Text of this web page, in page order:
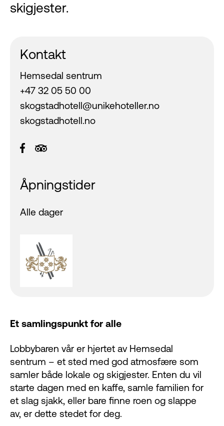
skigjester.
Et samlingspunkt for alle
Lobbybaren vår er hjertet av Hemsedal
sentrum – et sted med god atmosfære som
samler både lokale og skigjester. Enten du vil
starte dagen med en kaffe, samle familien for
et slag sjakk, eller bare finne roen og slappe
av, er dette stedet for deg.
Kontakt
Hemsedal sentrum
+47 32 05 50 00
skogstadhotell@unikehoteller.no
skogstadhotell.no
Åpningstider
Alle dager